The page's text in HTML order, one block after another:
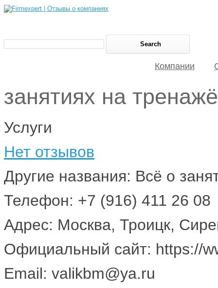
Компании
занятиях на
Услуги
Нет отзывов
Другие названия: Всё о
Телефон: +7 (916) 411 26 08
Адрес: Москва, Троицк,
Официальный сайт: https://
Email: valikbm@ya.ru